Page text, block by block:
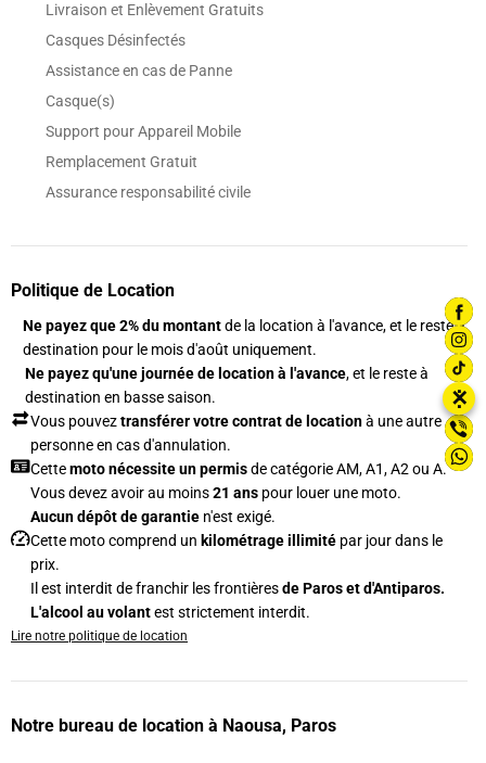
Livraison et Enlèvement Gratuits
Casques Désinfectés
Assistance en cas de Panne
Casque(s)
Support pour Appareil Mobile
Remplacement Gratuit
Assurance responsabilité civile
Politique de Location
Ne payez que 2% du montantde la location à l'avance, et le reste à
destination pour le mois d'août uniquement.
Ne payez qu'une journée de location à l'avance, et le reste à
destination en basse saison.
Vous pouveztransférer votre contrat de locationà une autre
personne en cas d'annulation.
Cettemoto nécessite un permisde catégorie AM, A1, A2 ou A.
Vous devez avoir au moins21 ans pour louer une moto.
Aucun dépôt de garantie n'est exigé.
Cette moto comprend un kilométrage illimité par jour dans le
prix.
Il est interdit de franchir les frontièresde Paros et d'Antiparos.
L'alcool au volantest strictement interdit.
Lire notre politique de location
Notre bureau de location à Naousa, Paros
⋮
✕